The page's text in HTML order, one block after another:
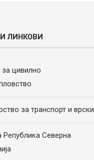
ЛИНКОВИ
за цивилно
за транспорт и врски
Република Северна